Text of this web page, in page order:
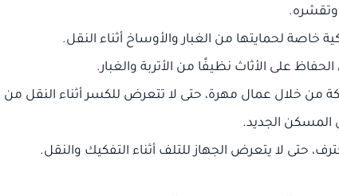
وتقشره.
خاصة لحمايتها من الغبار والأوساخ أثناء النقل.
على الأثاث نظيفًا من الأتربة والغبار.
من خلال عمال مهرة، حتى لا تتعرض للكسر أثناء النقل من
المسكن الجديد.
حتى لا يتعرض الجهاز للتلف أثناء التفكيك والنقل.